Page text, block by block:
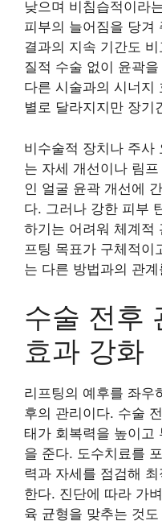
낮으며 비침습적이라
피부의 늘어짐을 당겨
결과의 지속 기간도
질적 수술 없이 윤곽
다른 시술과의 시너지
별로 달라지지만 장기
비수술적 장치나 주사
는 자세 개선이나 림
인 얼굴 윤곽 개선에
다. 그러나 강한 피부
하기는 어려워 체계적
프팅 목표가 구체적이
는 다른 방법과의 관
수술 전후
효과 강화
리프팅의 예후를 좌우
후의 관리이다. 수술
태가 회복력을 높이고
을 준다. 도수치료를
력과 자세를 점검해
한다. 진단에 따라 가
육 균형을 맞추는 것